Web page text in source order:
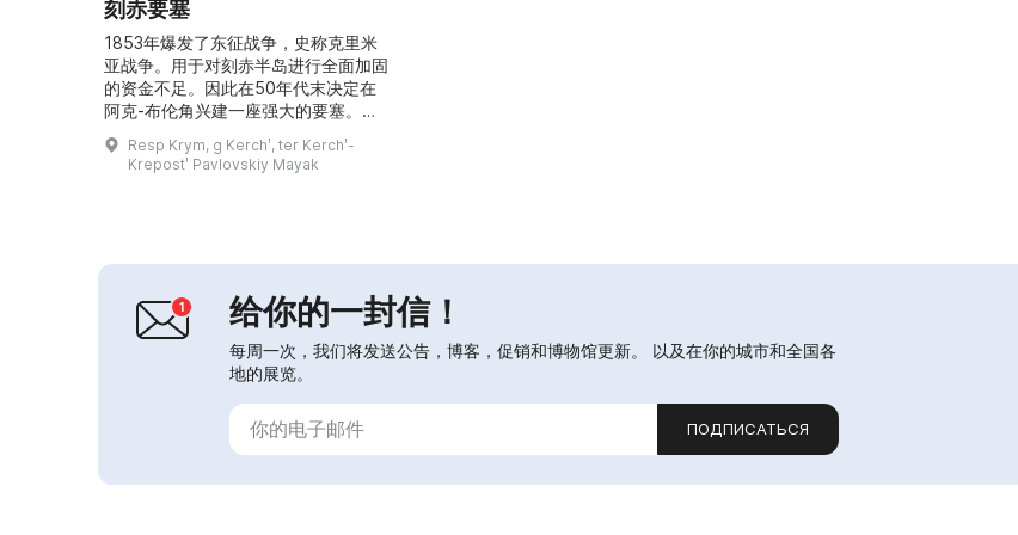
刻赤要塞
1853年爆发了东征战争，史称克里米
亚战争。用于对刻赤半岛进行全面加固
的资金不足。因此在50年代末决定在
阿克-布伦角兴建一座强大的要塞。早
在18世纪末，这里就已设有帕夫洛夫
炮台，曾接受过A. V. 苏沃洛夫的视
察。1855年5月12日（旧历5月24
军舰及沿岸要塞。因此少将考夫曼拟定
Resp Krym, g Kerchʹ, ter Kerchʹ-
Krepostʹ Pavlovskiy Mayak
给你的一封信！
每周一次，我们将发送公告，博客，促销和博物馆更新。 以及在你的城市和全国各
地的展览。
ПОДПИСАТЬСЯ